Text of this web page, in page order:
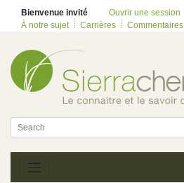
Bienvenue invité Ouvrir une session
À notre sujet
Carrières Commentaires